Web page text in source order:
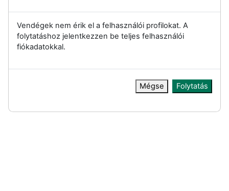
Vendégek nem érik el a felhasználói profilokat. A
folytatáshoz jelentkezzen be teljes felhasználói
fiókadatokkal.
Mégse Folytatás